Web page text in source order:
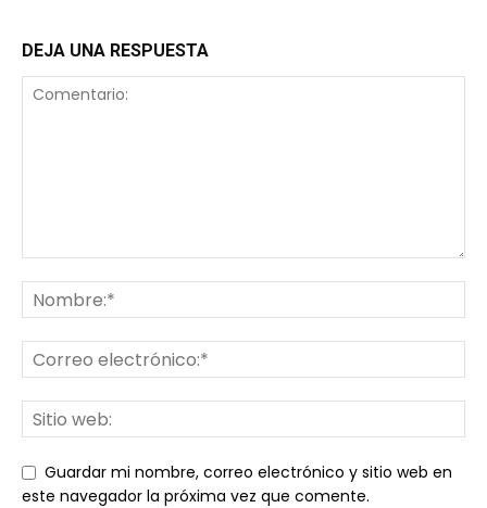
DEJA UNA RESPUESTA
Guardar mi nombre, correo electrónico y sitio web en
este navegador la próxima vez que comente.